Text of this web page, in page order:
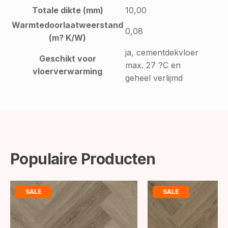
Totale dikte (mm)
10,00
Warmtedoorlaatweerstand
(m? K/W)
0,08
Geschikt voor
vloerverwarming
ja, cementdekvloer
max. 27 ?C en
geheel verlijmd
Populaire Producten
SALE SALE